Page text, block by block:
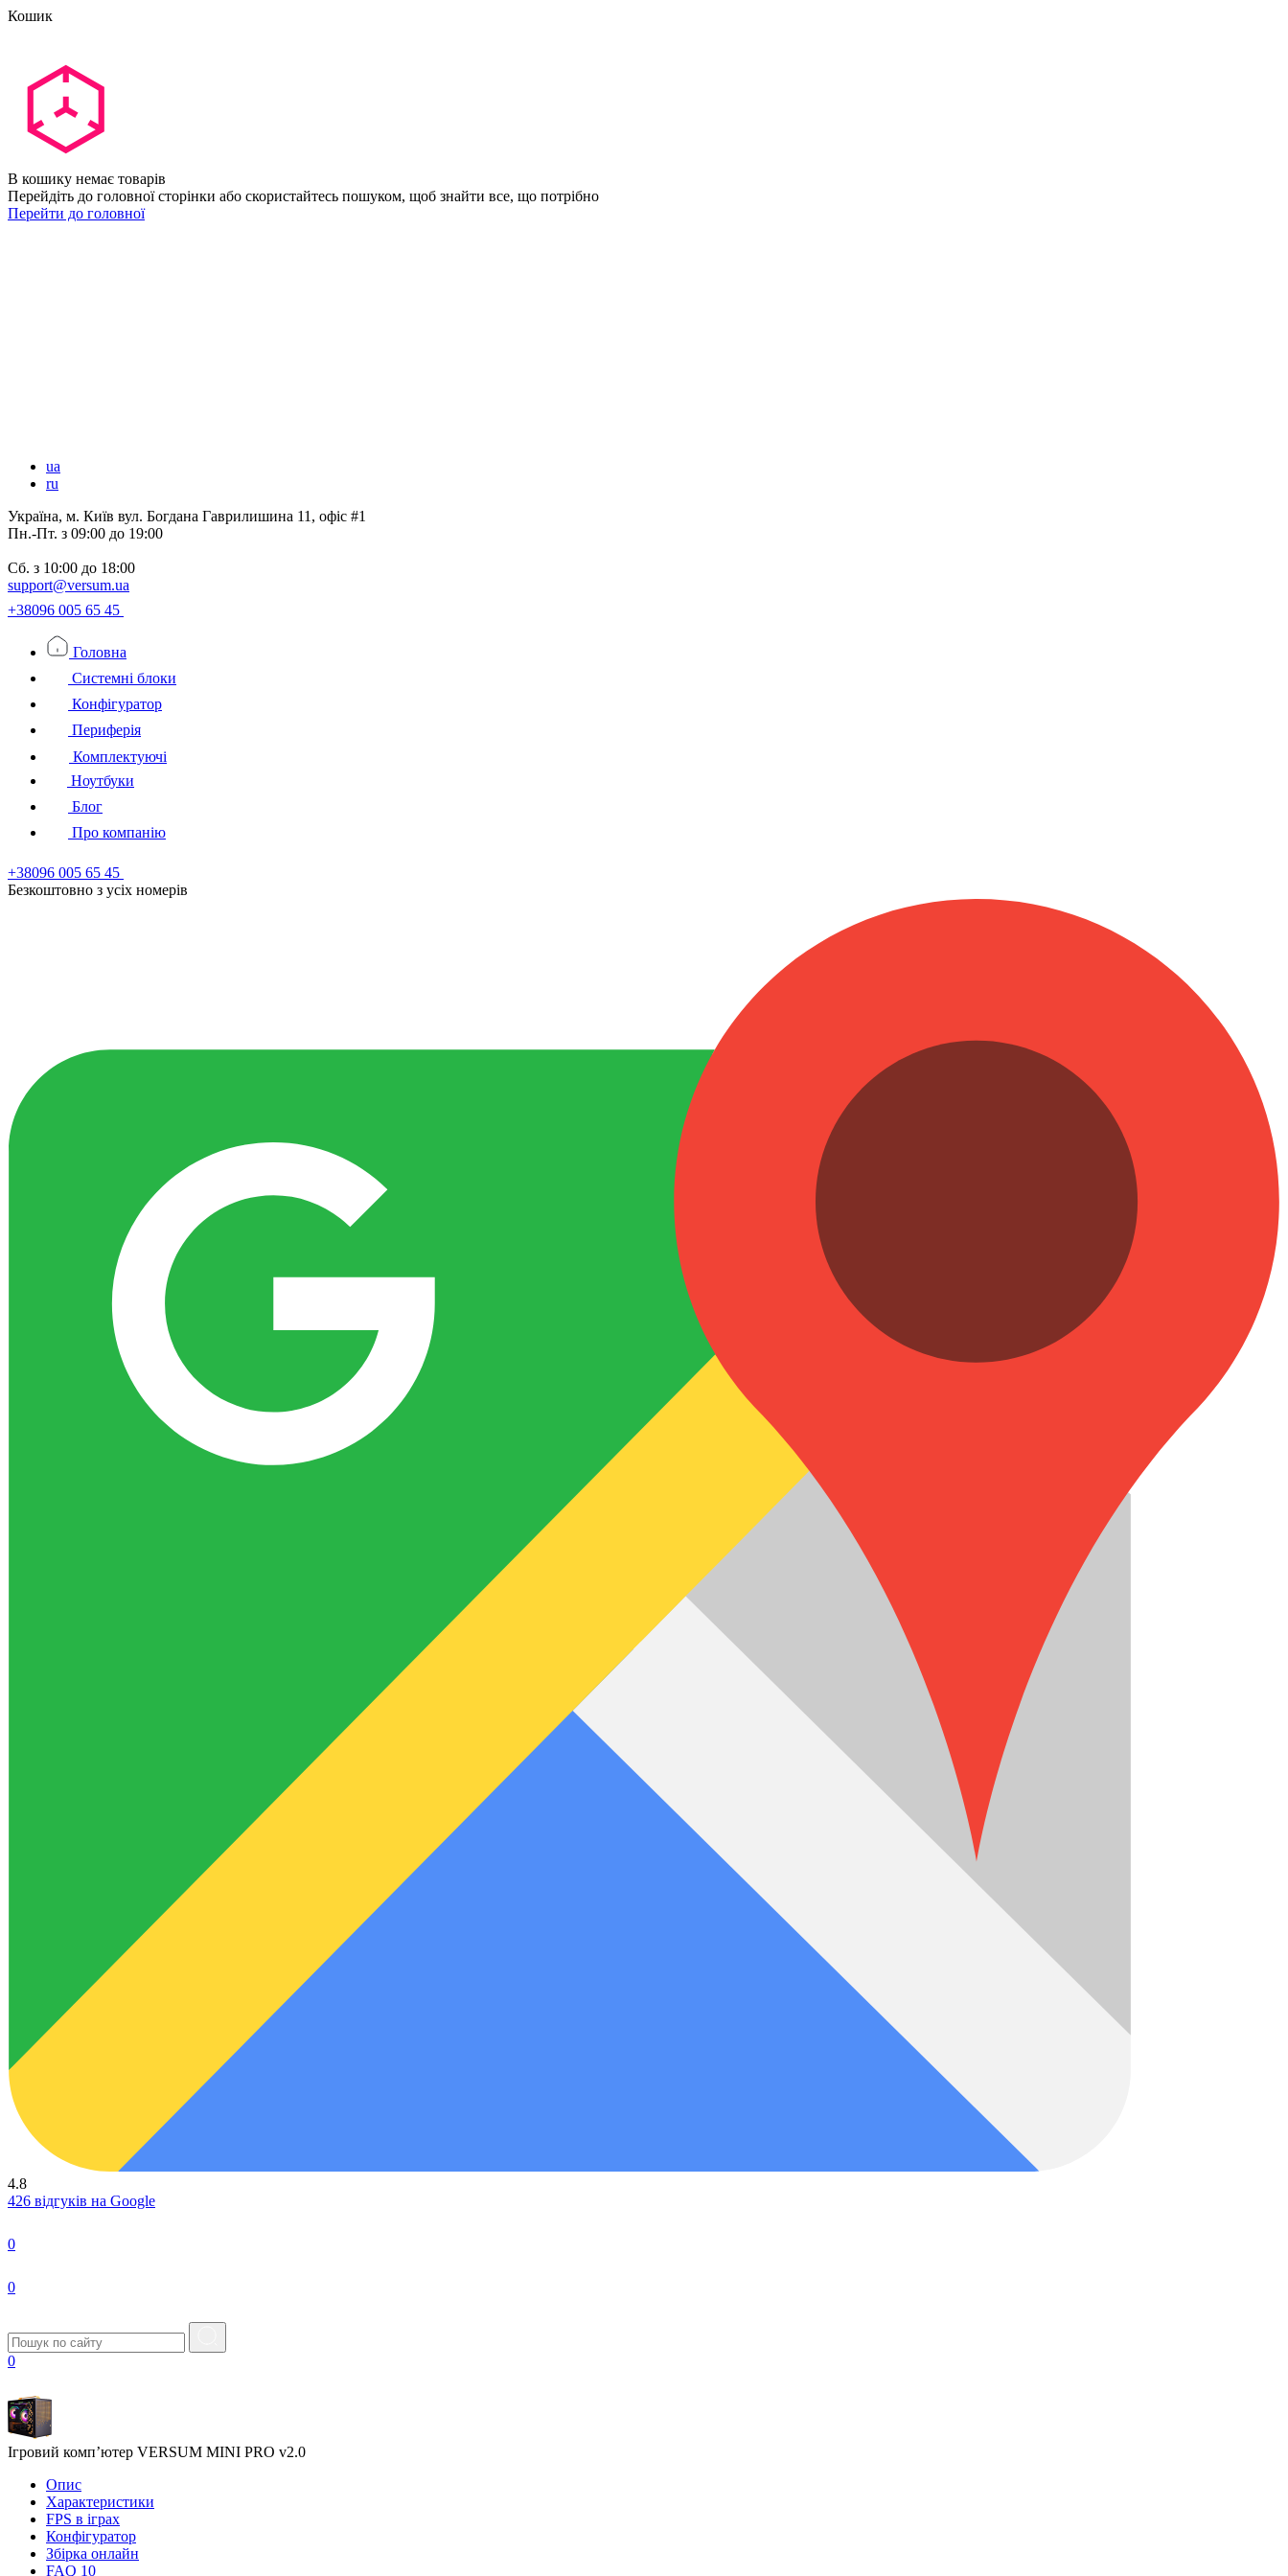
Кошик
В кошику немає товарів
Перейдіть до головної сторінки або скористайтесь пошуком, щоб знайти все, що потрібно
Перейти до головної
ua
ru
Україна, м. Київ вул. Богдана Гаврилишина 11, офіс #1
Пн.-Пт. з 09:00 до 19:00
Сб. з 10:00 до 18:00
support@versum.ua
+38096 005 65 45
Головна
Системні блоки
Конфігуратор
Периферія
Комплектуючі
Ноутбуки
Блог
Про компанію
+38096 005 65 45
Безкоштовно з усiх номерiв
4.8
426 відгуків на Google
0
0
0
Ігровий комп’ютер VERSUM MINI PRO v2.0
Опис
Характеристики
FPS в iграх
Конфігуратор
Збірка онлайн
FAQ 10